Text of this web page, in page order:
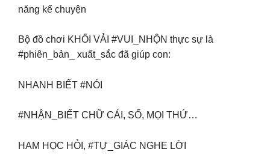
năng kể chuyện
Bộ đồ chơi KHỐI VẢI #VUI_NHỘN thực sự là
#phiên_bản_ xuất_sắc đã giúp con:
NHANH BIẾT #NÓI
#NHẬN_BIẾT CHỮ CÁI, SỐ, MỌI THỨ…
HAM HỌC HỎI, #TỰ_GIÁC NGHE LỜI